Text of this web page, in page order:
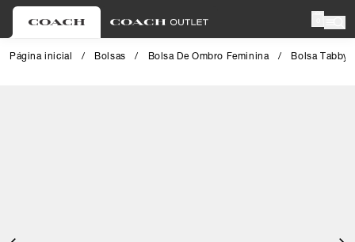
Página inicial / Bolsas / Bolsa De Ombro Feminina / Bolsa Tabby